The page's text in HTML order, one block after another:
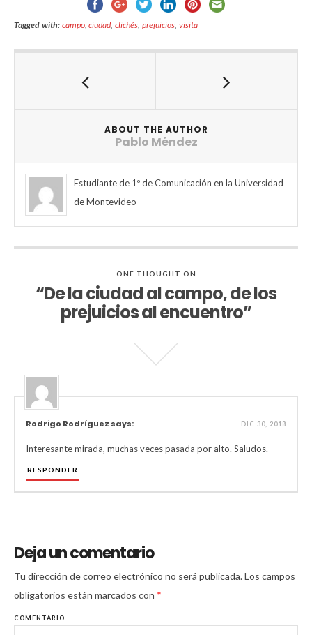
Tagged with: campo,ciudad,clichés,prejuicios, visita
ABOUT THE AUTHOR
Pablo Méndez
Estudiante de 1º de Comunicación en la Universidad
de Montevideo
ONE THOUGHT ON
“De la ciudad al campo, de los
prejuicios al encuentro”
Rodrigo Rodríguez says: DIC 30, 2018
Interesante mirada, muchas veces pasada por alto. Saludos.
RESPONDER
Deja un comentario
Tu dirección de correo electrónico no será publicada.Los campos
obligatorios están marcados con *
COMENTARIO